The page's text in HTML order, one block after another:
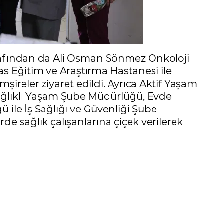
da Ali Osman Sönmez Onkoloji
Eğitim ve Araştırma Hastanesi ile
ziyaret edildi. Ayrıca Aktif Yaşam
Yaşam Şube Müdürlüğü, Evde
İş Sağlığı ve Güvenliği Şube
sağlık çalışanlarına çiçek verilerek